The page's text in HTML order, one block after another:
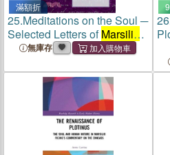
滿額折
25.Meditations on the Soul ─
Selected Letters ofMarsilio
Ficino無庫存